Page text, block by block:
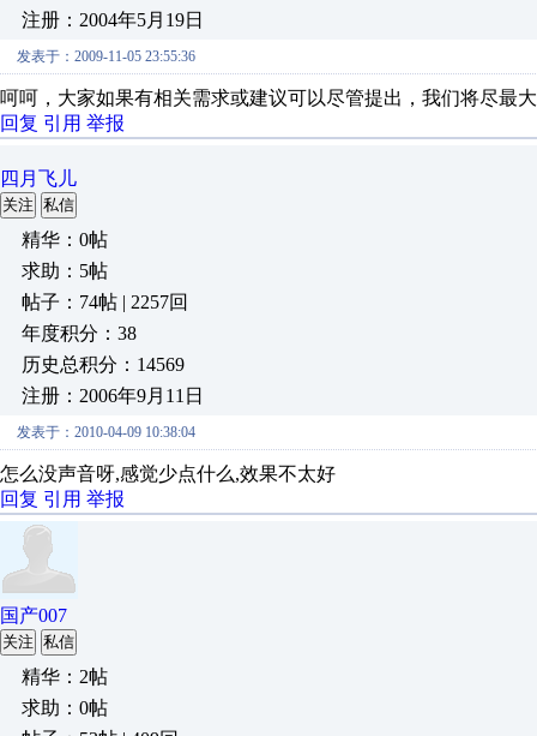
注册：2004年5月19日
发表于：2009-11-05 23:55:36
呵呵，大家如果有相关需求或建议可以尽管提出，我们将尽最
回复 引用 举报
四月飞儿
关注 私信
精华：0帖
求助：5帖
帖子：74帖 | 2257回
年度积分：38
历史总积分：14569
注册：2006年9月11日
发表于：2010-04-09 10:38:04
怎么没声音呀,感觉少点什么,效果不太好
回复 引用 举报
国产007
关注 私信
精华：2帖
求助：0帖